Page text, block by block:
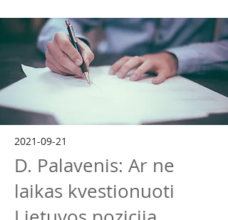
2021-09-21
D. Palavenis: Ar ne
laikas kvestionuoti